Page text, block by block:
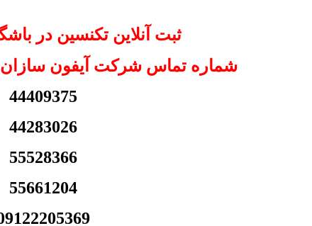
ثبت آنلاین تکنسین در
شماره تماس شرکت آیفون سازان
44409375
44283026
55528366
55661204